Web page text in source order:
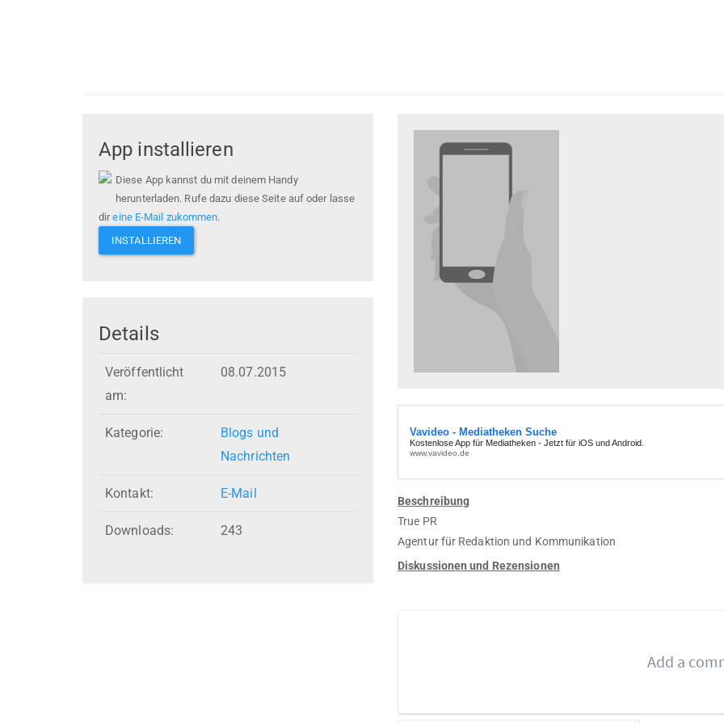
App installieren
Diese App kannst du mit deinem Handy
herunterladen. Rufe dazu diese Seite auf oder lasse
direine E-Mail zukommen.
INSTALLIEREN
Details
Veröffentlicht
am:
08.07.2015
Kategorie:
Blogs und
Nachrichten
Kontakt: E-Mail
Downloads: 243
Beschreibung
True PR
Agentur für Redaktion und Kommunikation
Diskussionen und Rezensionen